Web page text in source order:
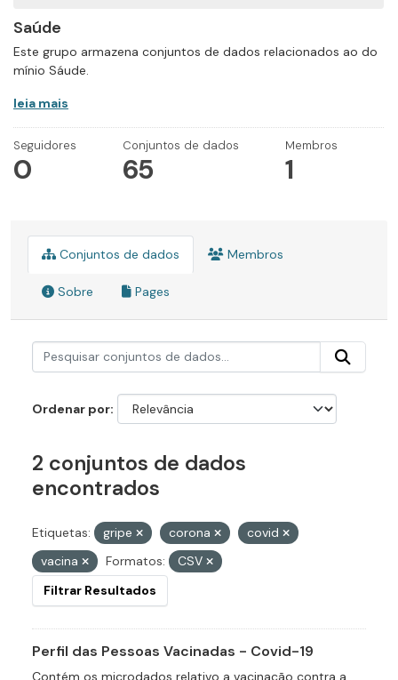
Saúde
Este grupo armazena conjuntos de dados relacionados ao do
mínio Sáude.
leia mais
Seguidores
0
Conjuntos de dados
65
Membros
1
Conjuntos de dados Membros
Sobre Pages
Ordenar por
2 conjuntos de dados
encontrados
Etiquetas: gripe corona
covid
vacina
Formatos:
CSV
Filtrar Resultados
Perfil das Pessoas Vacinadas - Covid-19
Contém os microdados relativo a vacinação contra a